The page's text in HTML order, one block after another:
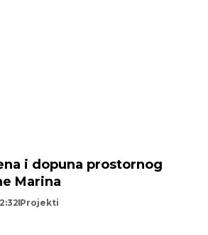
i dopuna prostornog
Marina
Projekti